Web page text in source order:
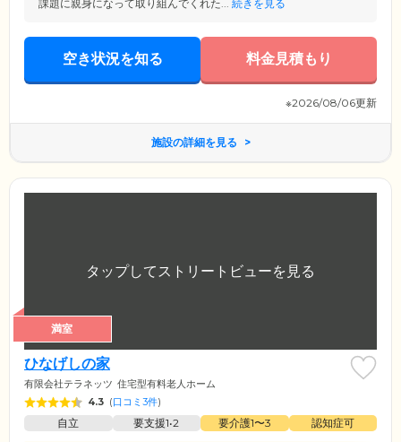
課題に親身になって取り組んでくれた... 続きを見る
空き状況を知る 料金見積もり
※2026/08/06更新
施設の詳細を見る
満室
ひなげしの家
有限会社テラネッツ 住宅型有料老人ホーム
4.3 (口コミ3件)
自立 要支援1•2 要介護1〜3
認知症可